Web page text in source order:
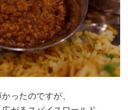
ったのですが、